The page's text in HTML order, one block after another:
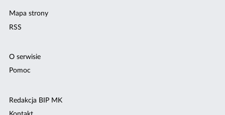
Mapa strony
RSS
O serwisie
Pomoc
Redakcja BIP MK